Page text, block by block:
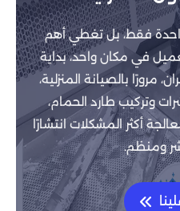
فقط، بل تغطي أهم
في مكان واحد، بداية
مرورًا بالصيانة المنزلية،
وتركيب طارد الحمام،
أكثر المشكلات انتشارًا
ومنظم.